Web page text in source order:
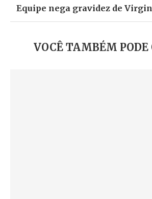
Equipe nega gravidez de
VOCÊ TAMBÉM PODE